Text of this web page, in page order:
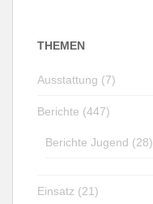
THEMEN
Ausstattung (7)
Berichte (447)
Berichte Jugend (28)
Einsatz (21)